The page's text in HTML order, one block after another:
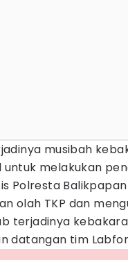
musibah
untuk melakukan
Polresta
olah TKP dan
terjadinya
datangan tim